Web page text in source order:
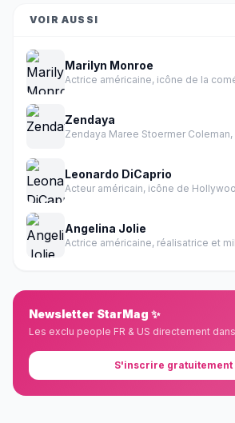
VOIR AUSSI
Marilyn Monroe
Zendaya
Leonardo DiCaprio
Angelina Jolie
Newsletter StarMag ✨
Les exclu people FR & US directement
S'inscrire gratuitement